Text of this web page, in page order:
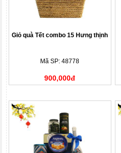
Giỏ quà Tết combo 15 Hưng thịnh
Mã SP: 48778
900,000đ